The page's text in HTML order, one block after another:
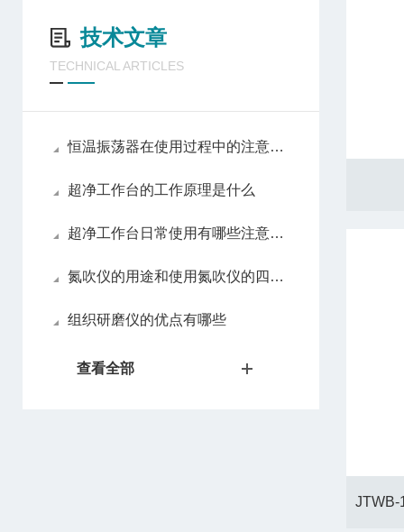
技术文章
TECHNICAL ARTICLES
恒温振荡器在使用过程中的注意事项
超净工作台的工作原理是什么
超净工作台日常使用有哪些注意事项
氮吹仪的用途和使用氮吹仪的四大优势
组织研磨仪的优点有哪些
查看全部